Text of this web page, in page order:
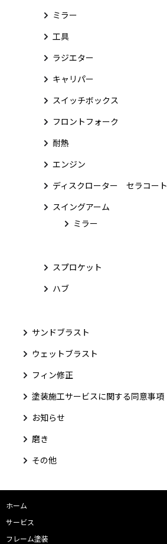
ミラー
工具
ラジエター
キャリパー
スイッチボックス
フロントフォーク
耐熱
エンジン
ディスクローター セラコート
スイングアーム
ミラー
スプロケット
ハブ
サンドブラスト
ウェットブラスト
フィン修正
塗装施工サービスに関する同意事項
お知らせ
磨き
その他
ホーム
サービス
フレーム塗装